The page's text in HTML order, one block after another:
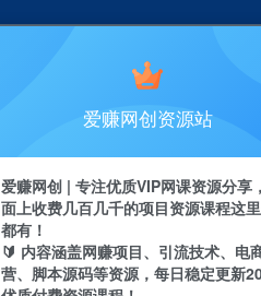
直播 剪辑 小红书
爱赚网创资源站
爱赚网创 | 专注优质VIP网课资源分享
面上收费几百几千的项目资源课程这
都有！
🔰 内容涵盖网赚项目、引流技术、电
营、脚本源码等资源，每日稳定更新